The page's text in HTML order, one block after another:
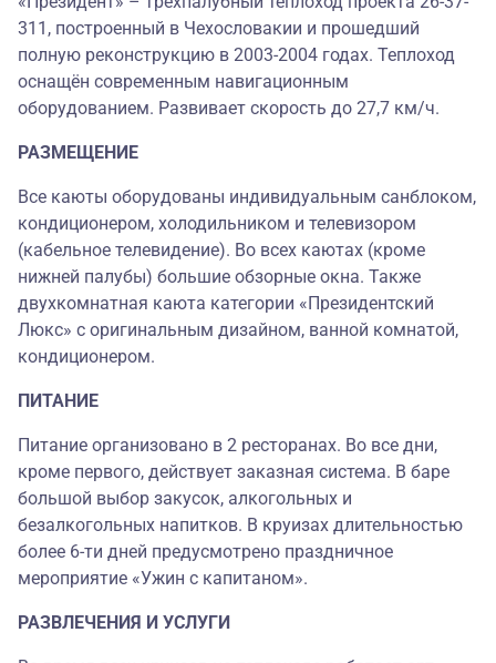
311, построенный в Чехословакии и прошедший
полную реконструкцию в 2003-2004 годах. Теплоход
оснащён современным навигационным
оборудованием. Развивает скорость до 27,7 км/ч.
РАЗМЕЩЕНИЕ
Все каюты оборудованы индивидуальным санблоком,
кондиционером, холодильником и телевизором
(кабельное телевидение). Во всех каютах (кроме
нижней палубы) большие обзорные окна. Также
двухкомнатная каюта категории «Президентский
Люкс» с оригинальным дизайном, ванной комнатой,
кондиционером.
ПИТАНИЕ
Питание организовано в 2 ресторанах. Во все дни,
кроме первого, действует заказная система. В баре
большой выбор закусок, алкогольных и
безалкогольных напитков. В круизах длительностью
более 6-ти дней предусмотрено праздничное
мероприятие «Ужин с капитаном».
РАЗВЛЕЧЕНИЯ И УСЛУГИ